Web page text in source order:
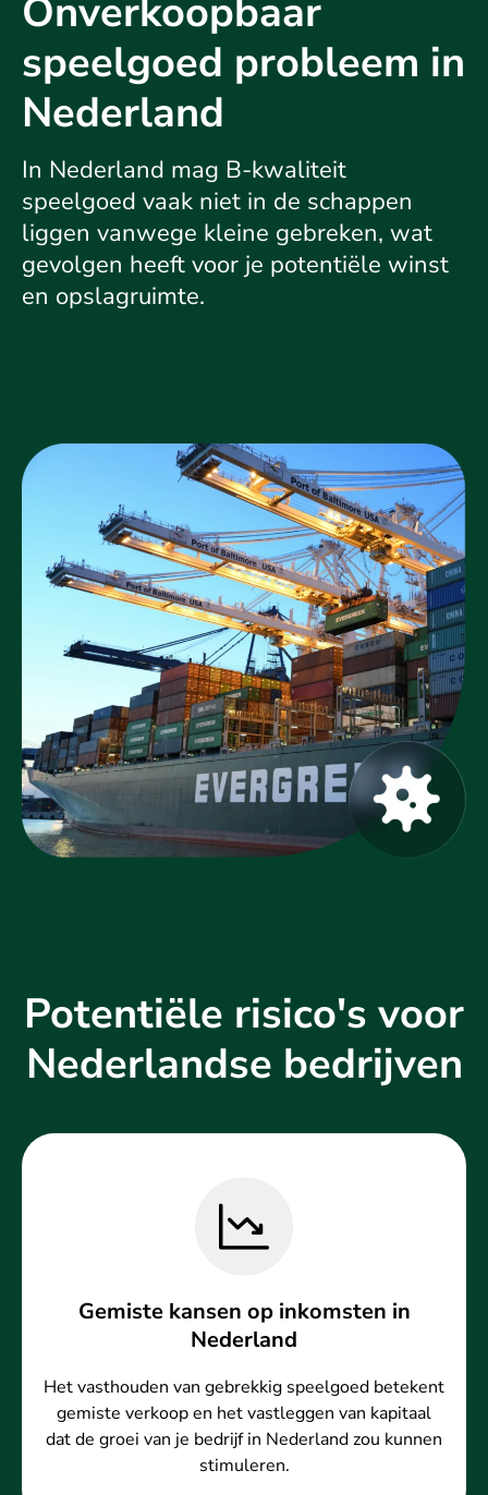
Onverkoopbaar
speelgoed probleem in
Nederland
In Nederland mag B-kwaliteit
speelgoed vaak niet in de schappen
liggen vanwege kleine gebreken, wat
gevolgen heeft voor je potentiële winst
en opslagruimte.
Potentiële risico's voor
Nederlandse bedrijven
Gemiste kansen op inkomsten in
Nederland
Het vasthouden van gebrekkig speelgoed betekent
gemiste verkoop en het vastleggen van kapitaal
dat de groei van je bedrijf in Nederland zou kunnen
stimuleren.